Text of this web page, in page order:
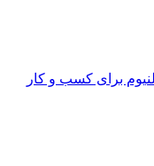
برای کسب و کار